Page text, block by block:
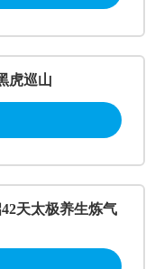
虎巡山
天太极养生炼气